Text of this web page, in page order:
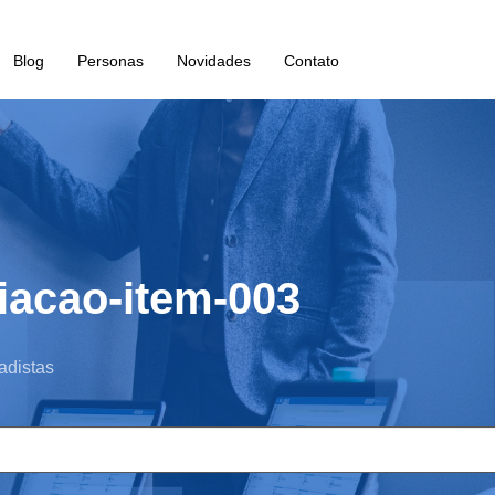
Blog Personas Novidades Contato
item-003